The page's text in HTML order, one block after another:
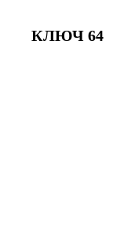
КЛЮЧ 64